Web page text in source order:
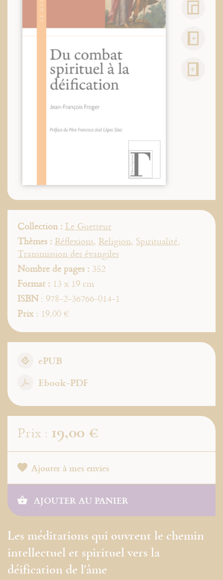
Collection : Le Guetteur
Thèmes : Réflexions, Religion, Spiritualité,
Transmission des évangiles
Nombre de pages : 352
Format : 13 x 19 cm
ISBN: 978-2-36766-014-1
Prix: 19,00 €
ePUB
Ebook-PDF
Prix : 19,00 €
Ajouter à mes envies
AJOUTER AU PANIER
Les méditations qui ouvrent le chemin
intellectuel et spirituel vers la
déification de l'âme